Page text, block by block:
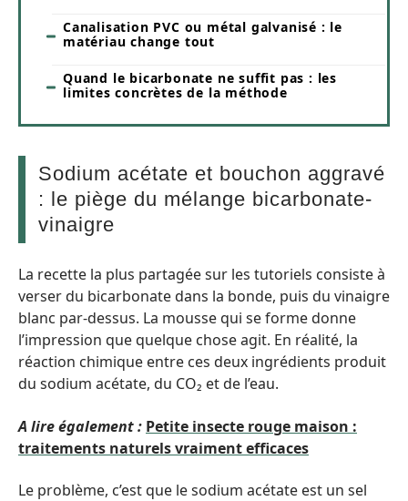
Canalisation PVC ou métal galvanisé : le
matériau change tout
Quand le bicarbonate ne suffit pas : les
limites concrètes de la méthode
Sodium acétate et bouchon aggravé
: le piège du mélange bicarbonate-
vinaigre
La recette la plus partagée sur les tutoriels consiste à
verser du bicarbonate dans la bonde, puis du vinaigre
blanc par-dessus. La mousse qui se forme donne
l’impression que quelque chose agit. En réalité, la
réaction chimique entre ces deux ingrédients produit
du sodium acétate, du CO₂ et de l’eau.
A lire également : Petite insecte rouge maison :
traitements naturels vraiment efficaces
Le problème, c’est que le sodium acétate est un sel